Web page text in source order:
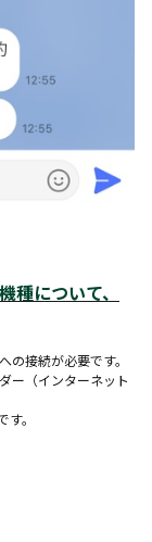
種について、
接続が必要です。
ー（インターネット
。